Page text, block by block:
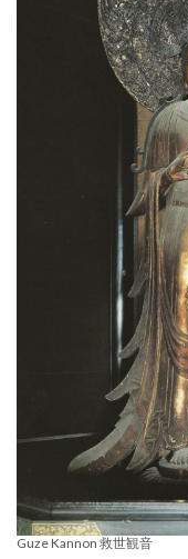
Guze Kannon 救世観音